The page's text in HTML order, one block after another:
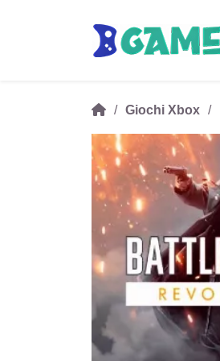
Giochi Xbox